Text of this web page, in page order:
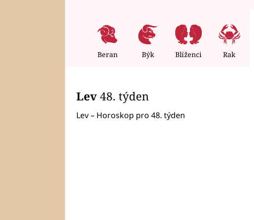
Beran Býk Blíženci Rak
Lev48. týden
Lev – Horoskop pro 48. týden